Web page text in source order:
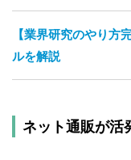
【業界研究のやり方
ルを解説
ネット通販が活